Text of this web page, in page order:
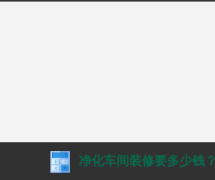
净化车间装修要多少钱？